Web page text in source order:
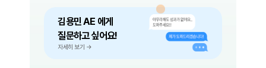
김용민 AE 에게
질문하고 싶어요!
자세히 보기 →